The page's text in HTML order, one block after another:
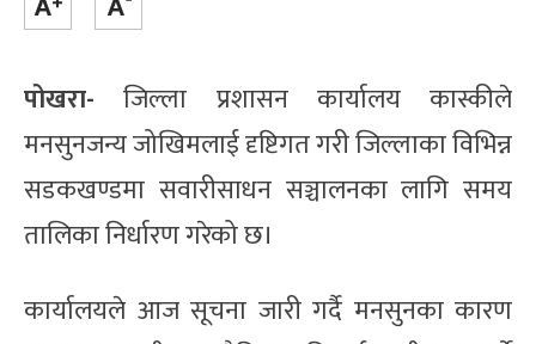
पोखरा- जिल्ला प्रशासन कार्यालय कास्कीले
मनसुनजन्य जोखिमलाई दृष्टिगत गरी जिल्लाका विभिन्न
सडकखण्डमा सवारीसाधन सञ्चालनका लागि समय
तालिका निर्धारण गरेको छ।
कार्यालयले आज सूचना जारी गर्दै मनसुनका कारण